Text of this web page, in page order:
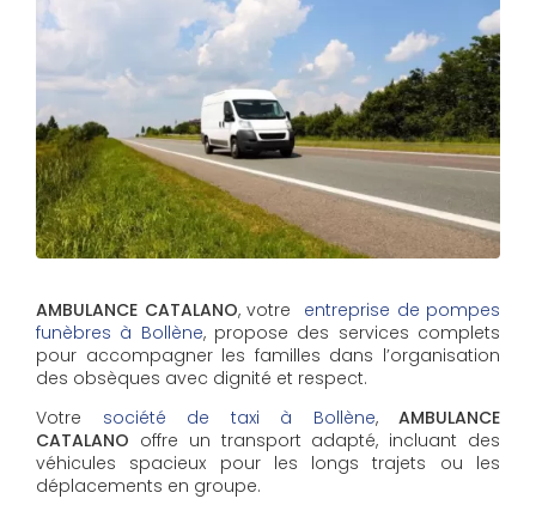
AMBULANCE CATALANO, votre entreprise de pompes
funèbres à Bollène, propose des services complets
pour accompagner les familles dans l’organisation
des obsèques avec dignité et respect.
Votre société de taxi à Bollène, AMBULANCE
CATALANO offre un transport adapté, incluant des
véhicules spacieux pour les longs trajets ou les
déplacements en groupe.